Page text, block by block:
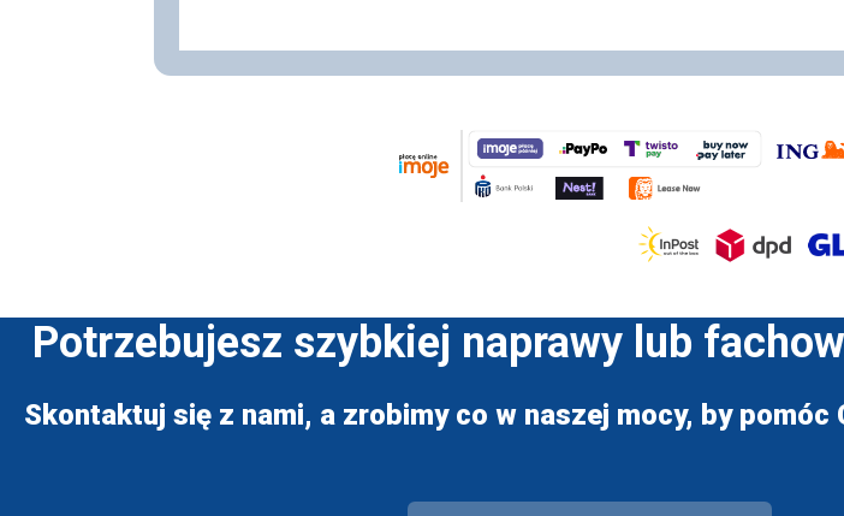
Potrzebujesz szybkiej naprawy lub
Skontaktuj się z nami, a zrobimy co w naszej mocy, by pomóc